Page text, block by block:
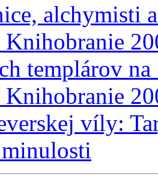
alchymisti
Knihobranie
templárov
Knihobranie
víly: